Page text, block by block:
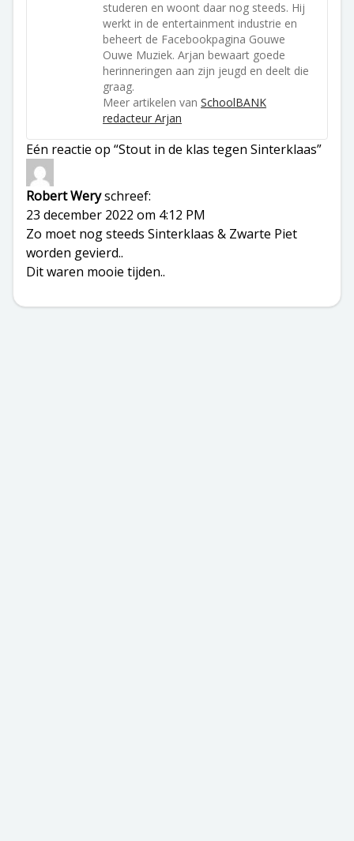
studeren en woont daar nog steeds. Hij
werkt in de entertainment industrie en
beheert de Facebookpagina Gouwe
Ouwe Muziek. Arjan bewaart goede
herinneringen aan zijn jeugd en deelt die
graag.
Meer artikelen van SchoolBANK
redacteur Arjan
Eén reactie op “Stout in de klas tegen Sinterklaas”
Robert Weryschreef:
23 december 2022 om 4:12 PM
Zo moet nog steeds Sinterklaas & Zwarte Piet
worden gevierd..
Dit waren mooie tijden..